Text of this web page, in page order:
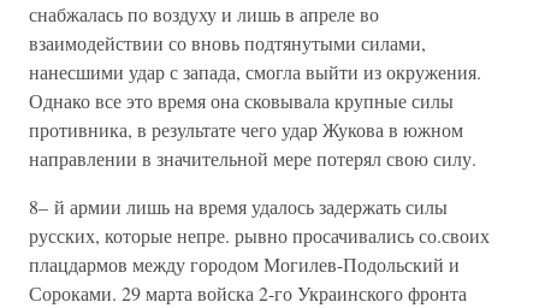
снабжалась по воздуху и лишь в апреле во
взаимодействии со вновь подтянутыми силами,
нанесшими удар с запада, смогла выйти из окружения.
Однако все это время она сковывала крупные силы
противника, в результате чего удар Жукова в южном
направлении в значительной мере потерял свою силу.
8– й армии лишь на время удалось задержать силы
русских, которые непре. рывно просачивались со.своих
плацдармов между городом Могилев-Подольский и
Сороками. 29 марта войска 2-го Украинского фронта